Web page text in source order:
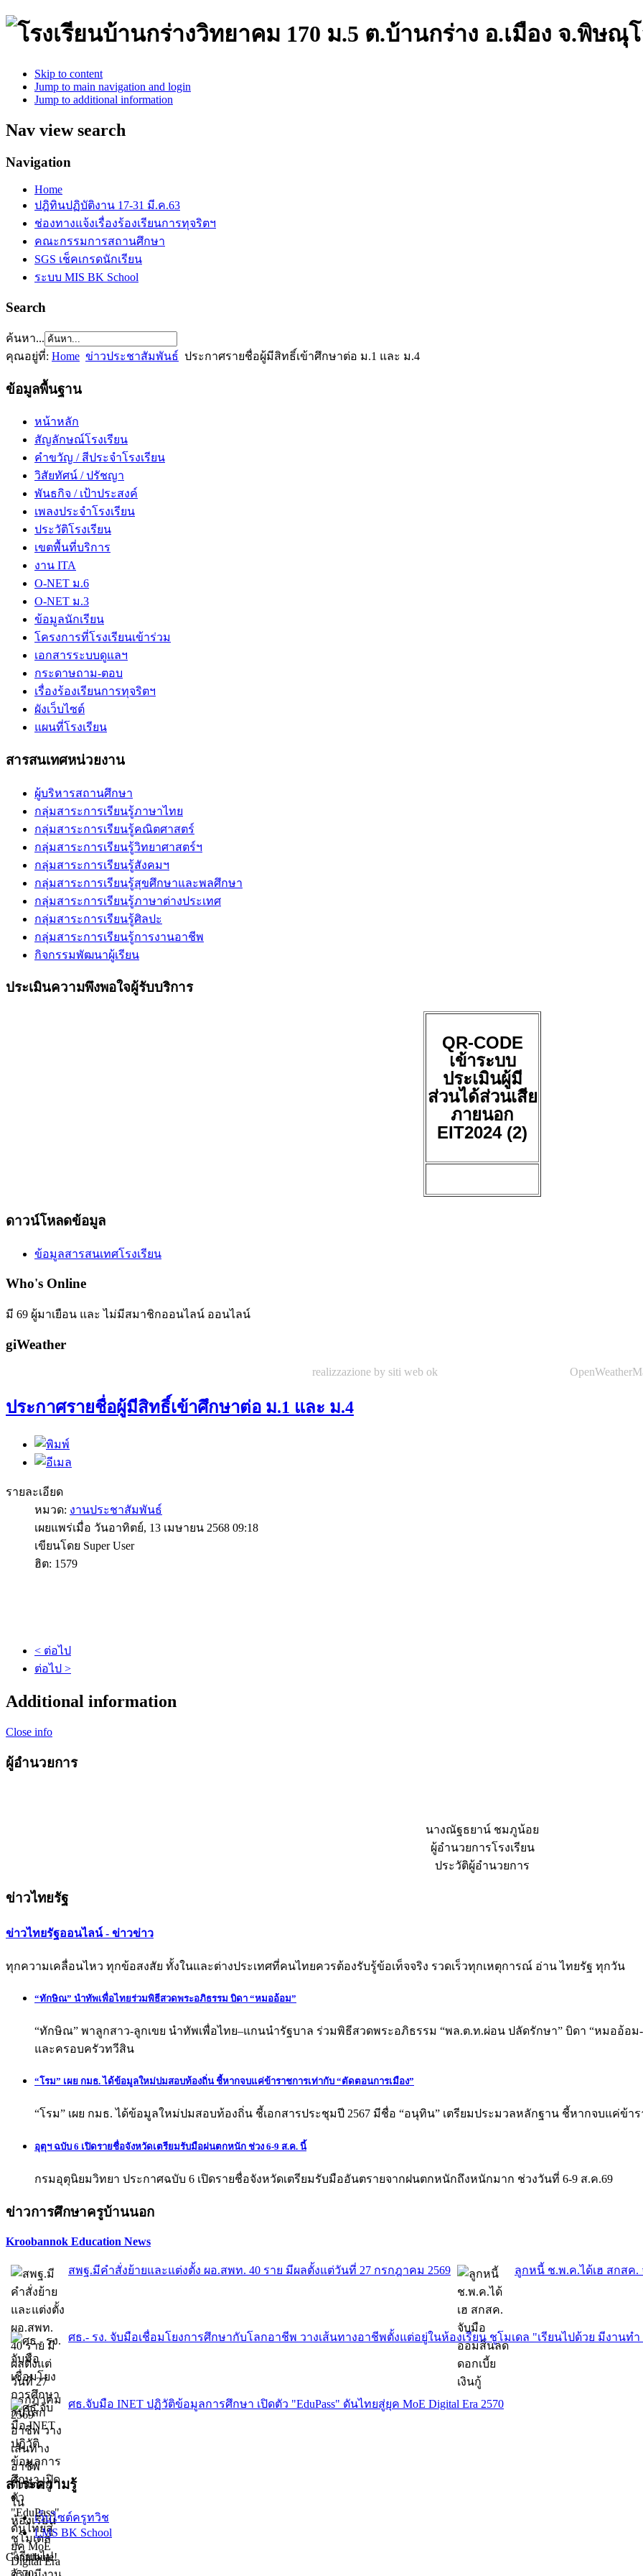
170 ม.5 ต.บ้านกร่าง อ.เมือง จ.พิษณุ
Skip to content
Jump to main navigation and login
Jump to additional information
Nav view search
Navigation
Home
ปฎิทินปฏิบัติงาน 17-31 มี.ค.63
ช่องทางแจ้งเรื่องร้องเรียนการทุจริตฯ
คณะกรรมการสถานศึกษา
SGS เช็คเกรดนักเรียน
ระบบ MIS BK School
Search
ค้นหา...
คุณอยู่ที่: Home ข่าวประชาสัมพันธ์ ประกาศรายชื่อผู้มีสิทธิ์เข้าศึกษาต่อ ม.1 และ ม.4
ข้อมูลพื้นฐาน
หน้าหลัก
สัญลักษณ์โรงเรียน
คำขวัญ / สีประจำโรงเรียน
วิสัยทัศน์ / ปรัชญา
พันธกิจ / เป้าประสงค์
เพลงประจำโรงเรียน
ประวัติโรงเรียน
เขตพื้นที่บริการ
งาน ITA
O-NET ม.6
O-NET ม.3
ข้อมูลนักเรียน
โครงการที่โรงเรียนเข้าร่วม
เอกสารระบบดูแลฯ
กระดาษถาม-ตอบ
เรื่องร้องเรียนการทุจริตฯ
ผังเว็บไซต์
แผนที่โรงเรียน
สารสนเทศหน่วยงาน
ผู้บริหารสถานศึกษา
กลุ่มสาระการเรียนรู้ภาษาไทย
กลุ่มสาระการเรียนรู้คณิตศาสตร์
กลุ่มสาระการเรียนรู้วิทยาศาสตร์ฯ
กลุ่มสาระการเรียนรู้สังคมฯ
กลุ่มสาระการเรียนรู้สุขศึกษาและพลศึกษา
กลุ่มสาระการเรียนรู้ภาษาต่างประเทศ
กลุ่มสาระการเรียนรู้ศิลปะ
กลุ่มสาระการเรียนรู้การงานอาชีพ
กิจกรรมพัฒนาผู้เรียน
ประเมินความพึงพอใจผู้รับบริการ
QR-CODE
เข้าระบบ
ประเมินผู้มี
ส่วนได้ส่วนเสีย
ภายนอก
EIT2024 (2)
ดาวน์โหลดข้อมูล
ข้อมูลสารสนเทศโรงเรียน
Who's Online
มี 69 ผู้มาเยือน และ ไม่มีสมาชิกออนไลน์ ออนไลน์
giWeather
realizzazione by siti web ok
ประกาศรายชื่อผู้มีสิทธิ์เข้าศึกษาต่อ ม.1 และ ม.4
รายละเอียด
หมวด: งานประชาสัมพันธ์
เผยแพร่เมื่อ วันอาทิตย์, 13 เมษายน 2568 09:18
เขียนโดย Super User
ฮิต: 1579
< ต่อไป
ต่อไป >
Additional information
Close info
ผู้อำนวยการ
นางณัฐธยาน์ ชมภูน้อย
ผู้อำนวยการโรงเรียน
ประวัติผู้อำนวยการ
ข่าวไทยรัฐ
ข่าวไทยรัฐออนไลน์ - ข่าวข่าว
ทุกความเคลื่อนไหว ทุกข้อสงสัย ทั้งในและต่างประเทศที่คนไทยควรต้องรับรู้ข้อเท็จจริง รวดเร็วทุกเหตุการณ์ อ่าน ไทยรัฐ ทุกวัน
“ทักษิณ” นำทัพเพื่อไทยร่วมพิธีสวดพระอภิธรรม บิดา “หมออ้อม”
“ทักษิณ” พาลูกสาว-ลูกเขย นำทัพเพื่อไทย–แกนนำรัฐบาล ร่วมพิธีสวดพระอภิธรรม “พล.ต.ท.ผ่อน ปลัดรักษา” บิดา “หมออ้
และครอบครัวทวีสิน
“โรม” เผย กมธ. ได้ข้อมูลใหม่ปมสอบท้องถิ่น ชี้หากจบแค่ข้าราชการเท่ากับ “ตัดตอนการเมือง”
“โรม” เผย กมธ. ได้ข้อมูลใหม่ปมสอบท้องถิ่น ชี้เอกสารประชุมปี 2567 มีชื่อ “อนุทิน” เตรียมประมวลหลักฐาน ชี้หากจบแค่ข้าร
อุตุฯ ฉบับ 6 เปิดรายชื่อจังหวัดเตรียมรับมือฝนตกหนัก ช่วง 6-9 ส.ค. นี้
กรมอุตุนิยมวิทยา ประกาศฉบับ 6 เปิดรายชื่อจังหวัดเตรียมรับมืออันตรายจากฝนตกหนักถึงหนักมาก ช่วงวันที่ 6-9 ส.ค.69
ข่าวการศึกษาครูบ้านนอก
Kroobannok Education News
สพฐ.มีคำสั่งย้ายและแต่งตั้ง ผอ.สพท. 40 ราย มีผลตั้งแต่วันที่ 27 กรกฎาคม 2569 ลูกหนี้ ช.พ.ค.ได้เฮ สกสค
ศธ.- รง. จับมือเชื่อมโยงการศึกษากับโลกอาชีพ วางเส้นทางอาชีพตั้งแต่อยู่ในห้องเรียน ชูโมเดล "เรียนไปด้วย มีงานท
ศธ.จับมือ INET ปฏิวัติข้อมูลการศึกษา เปิดตัว "EduPass" ดันไทยสู่ยุค MoE Digital Era 2570
สาระความรู้
เว็บไซต์ครูทวิช
LMS BK School
Contribute!